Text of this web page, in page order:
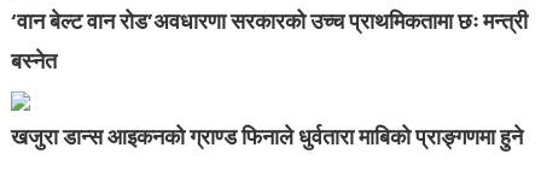
‘वान बेल्ट वान रोड’अवधारणा सरकारको उच्च प्राथमिकतामा छः मन्त्री
बस्नेत
खजुरा डान्स आइकनको ग्राण्ड फिनाले धुर्वतारा माबिको प्राङ्गणमा हुने